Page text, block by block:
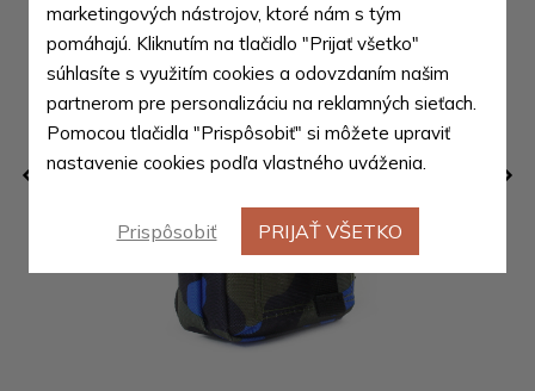
marketingových nástrojov, ktoré nám s tým
pomáhajú. Kliknutím na tlačidlo "Prijať všetko"
súhlasíte s využitím cookies a odovzdaním našim
partnerom pre personalizáciu na reklamných sieťach.
Pomocou tlačidla "Prispôsobiť" si môžete upraviť
nastavenie cookies podľa vlastného uváženia.
Prispôsobiť PRIJAŤ VŠETKO